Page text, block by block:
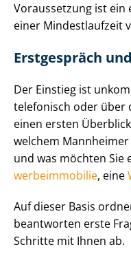
Voraussetzung ist ein
einer Mindestlaufzeit
Erstgespräch
Der Einstieg ist
telefonisch oder über
einen ersten
welchem
und was möchten Sie
wer­be­im­mo­bi­lie, eine
Auf dieser Basis
beantworten erste
Schritte mit Ihnen ab.